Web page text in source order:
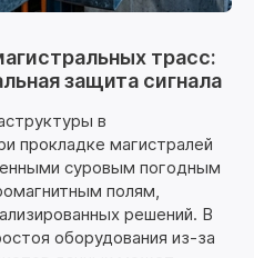
трасс:
защита сигнала
в
прокладке магистралей
суровым погодным
полям,
решений. В
оборудования из-за